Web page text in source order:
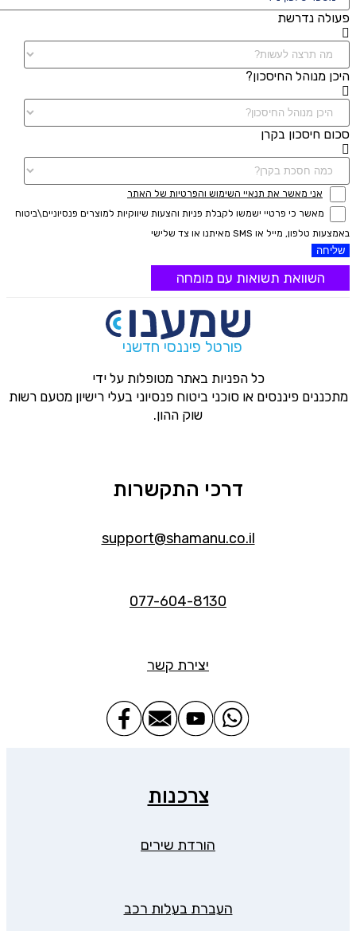
פעולה נדרשת
היכן מנוהל החיסכון?
סכום חיסכון בקרן
אני מאשר את תנאיי השימוש והפרטיות של האתר
מאשר כי פרטיי ישמשו לקבלת פניות והצעות שיווקיות למוצרים פנסיוניים\ביטוח
באמצעות טלפון, מייל או SMS מאיתנו או צד שלישי
שליחה
השוואת תשואות עם מומחה
פורטל פיננסי חדשני
כל הפניות באתר מטופלות על ידי
מתכננים פיננסים או סוכני ביטוח פנסיוני בעלי רישיון מטעם רשות
שוק ההון.
דרכי התקשרות
support@shamanu.co.il
077-604-8130
יצירת קשר
צרכנות
הורדת שירים
העברת בעלות רכב